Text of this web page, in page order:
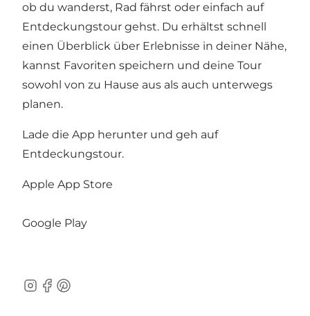
ob du wanderst, Rad fährst oder einfach auf
Entdeckungstour gehst. Du erhältst schnell
einen Überblick über Erlebnisse in deiner Nähe,
kannst Favoriten speichern und deine Tour
sowohl von zu Hause aus als auch unterwegs
planen.
Lade die App herunter und geh auf
Entdeckungstour.
Apple App Store
Google Play
Instagram
Facebook
Pinterest